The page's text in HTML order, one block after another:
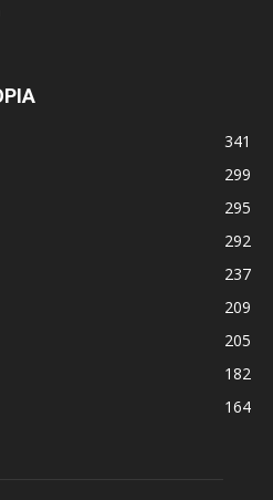
341
299
295
292
237
209
205
182
164